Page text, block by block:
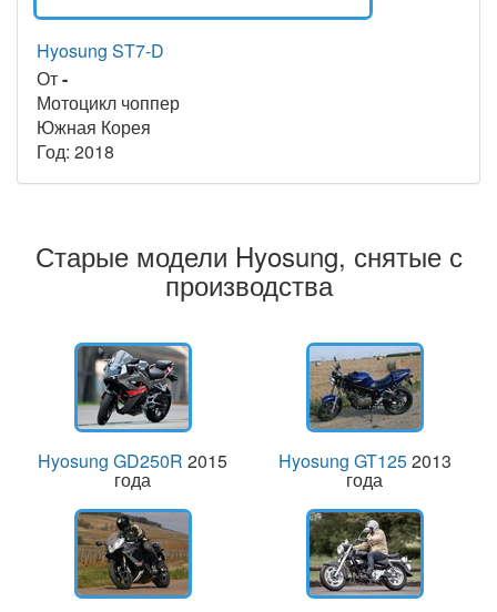
Hyosung ST7-D
От-
Мотоцикл чоппер
Южная Корея
Год: 2018
Старые модели Hyosung, снятые с
производства
Hyosung GD250R 2015
года
Hyosung GT1252013
года